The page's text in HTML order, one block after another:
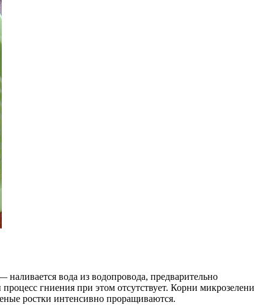
вода из водопровода, предварительно
гниения при этом отсутствует. Корни микрозелени
ростки интенсивно проращиваются.